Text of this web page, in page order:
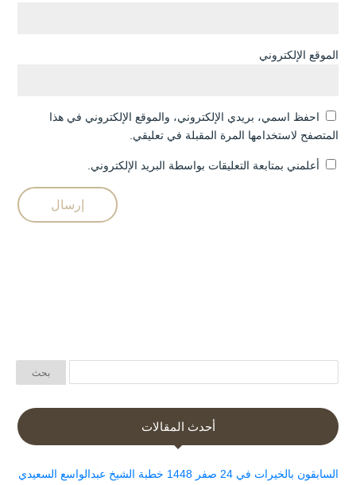
الموقع الإلكتروني
احفظ اسمي، بريدي الإلكتروني، والموقع الإلكتروني في هذا
المتصفح لاستخدامها المرة المقبلة في تعليقي.
أعلمني بمتابعة التعليقات بواسطة البريد الإلكتروني.
أحدث المقالات
السابقون بالخيرات في 24 صفر 1448 خطبة الشيخ عبدالواسع السعيدي